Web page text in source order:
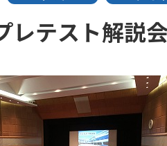
レテスト解説